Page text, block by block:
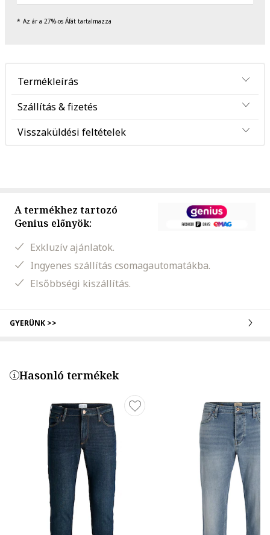
Az ár a 27%-os Áfát tartalmazza
Termékleírás
Szállítás & fizetés
Visszaküldési feltételek
A termékhez tartozó
Genius előnyök:
Exkluzív ajánlatok.
Ingyenes szállítás csomagautomatákba.
Elsőbbségi kiszállítás.
GYERÜNK >>
Hasonló termékek